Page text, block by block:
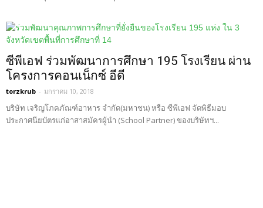
ซีพีเอฟ ร่วมพัฒนาการศึกษา 195 โรงเรียน ผ่าน
โครงการคอนเน็กซ์ อีดี
torzkrub - มกราคม 10, 2018
บริษัท เจริญโภคภัณฑ์อาหาร จำกัด(มหาชน) หรือ ซีพีเอฟ จัดพิธีมอบ
ประกาศนียบัตรแก่อาสาสมัครผู้นำ (School Partner) ของบริษัทฯ...